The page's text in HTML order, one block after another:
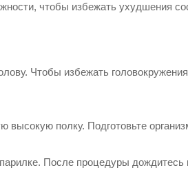
чтобы избежать ухудшения
Чтобы избежать
высокую полку. Подготовьте
После процедуры дождитесь